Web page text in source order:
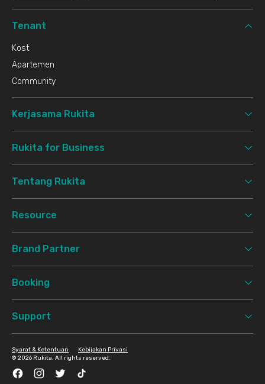
Tenant
Kost
Apartemen
Community
Kerjasama Rukita
Rukita for Business
Tentang Rukita
Resource
Brand Partner
Booking
Support
© 2026 Rukita. All rights reserved.
Syarat & Ketentuan Kebijakan Privasi
FacebookInstagramTwitter TikTok